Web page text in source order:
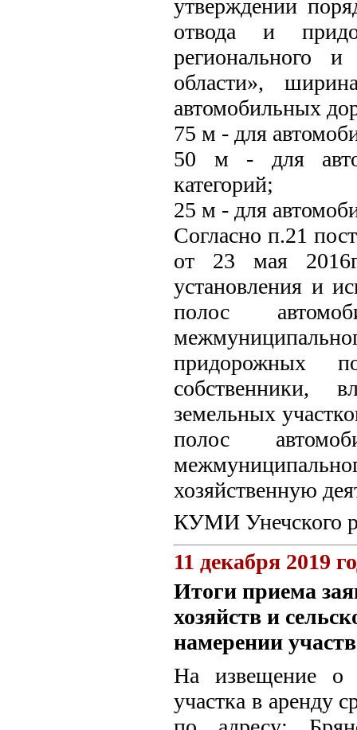
утверждении
отвода и
регионального
области»,
автомобильных
75 м - для
50 м - для
категорий;
25 м - для
Согласно п.21
от 23 мая
установления и
полос
придорожных
собственники,
земельных
полос
хозяйственную
КУМИ Унечского
11 декабря 2019
Итоги приема
хозяйств и
намерении
На извещение о
участка в аренду